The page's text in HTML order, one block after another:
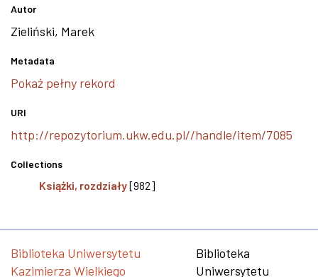
Autor
Zieliński, Marek
Metadata
Pokaż pełny rekord
URI
http://repozytorium.ukw.edu.pl//handle/item/7085
Collections
Książki, rozdziały[982]
Biblioteka Uniwersytetu
Kazimierza Wielkiego
Biblioteka
Uniwersytetu